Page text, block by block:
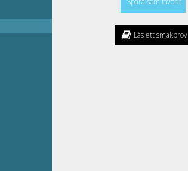
Läs ett smakprov